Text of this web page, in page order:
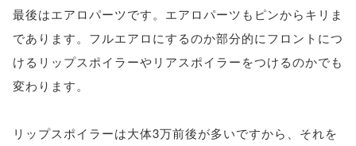
最後はエアロパーツです。エアロパーツもピンからキリま
であります。フルエアロにするのか部分的にフロントにつ
けるリップスポイラーやリアスポイラーをつけるのかでも
変わります。
リップスポイラーは大体3万前後が多いですから、それを